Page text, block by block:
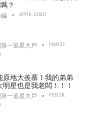
嗎？
編 APR 9, 2020
一追星大戶
MAR 27,
原地大羨慕！我的弟弟
明星也是我老闆！！！
一追星大戶
FEB 28,